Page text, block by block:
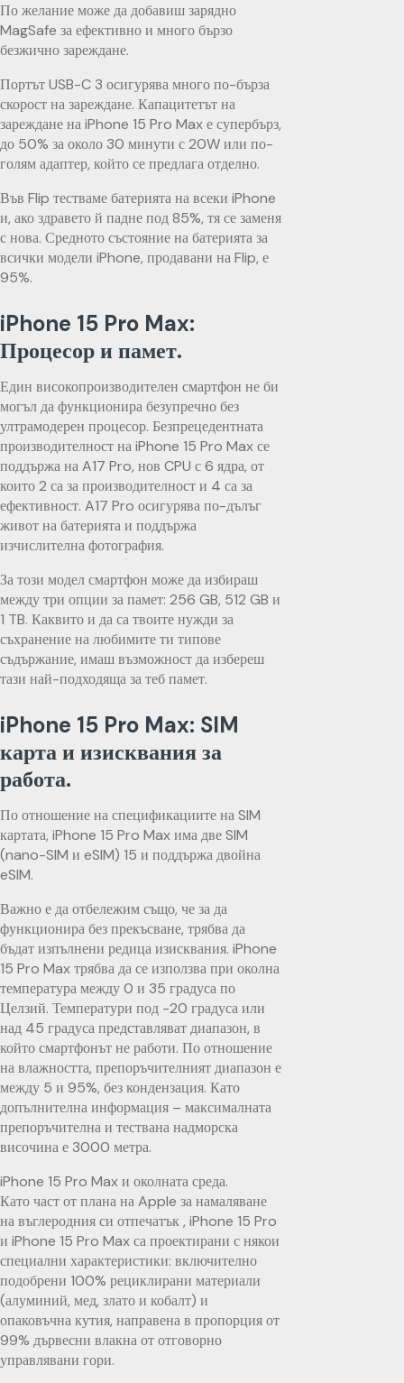
По желание може да добавиш зарядно
MagSafe за ефективно и много бързо
безжично зареждане.
Портът USB-C 3 осигурява много по-бърза
скорост на зареждане. Капацитетът на
зареждане на iPhone 15 Pro Max е супербърз,
до 50% за около 30 минути с 20W или по-
голям адаптер, който се предлага отделно.
Във Flip тестваме батерията на всеки iPhone
и, ако здравето й падне под 85%, тя се заменя
с нова. Средното състояние на батерията за
всички модели iPhone, продавани на Flip, е
95%.
iPhone 15 Pro Max:
Процесор и памет.
Един високопроизводителен смартфон не би
могъл да функционира безупречно без
ултрамодерен процесор. Безпрецедентната
производителност на iPhone 15 Pro Max се
поддържа на A17 Pro, нов CPU с 6 ядра, от
които 2 са за производителност и 4 са за
ефективност. A17 Pro осигурява по-дълъг
живот на батерията и поддържа
изчислителна фотография.
За този модел смартфон може да избираш
между три опции за памет: 256 GB, 512 GB и
1 TB. Каквито и да са твоите нужди за
съхранение на любимите ти типове
съдържание, имаш възможност да избереш
тази най-подходяща за теб памет.
iPhone 15 Pro Max: SIM
карта и изисквания за
работа.
По отношение на спецификациите на SIM
картата, iPhone 15 Pro Max има две SIM
(nano-SIM и eSIM) 15 и поддържа двойна
eSIM.
Важно е да отбележим също, че за да
функционира без прекъсване, трябва да
бъдат изпълнени редица изисквания. iPhone
15 Pro Max трябва да се използва при околна
температура между 0 и 35 градуса по
Целзий. Температури под -20 градуса или
над 45 градуса представляват диапазон, в
който смартфонът не работи. По отношение
на влажността, препоръчителният диапазон е
между 5 и 95%, без кондензация. Като
допълнителна информация – максималната
препоръчителна и тествана надморска
височина е 3000 метра.
iPhone 15 Pro Max и околната среда.
Като част от плана на Apple за намаляване
на въглеродния си отпечатък , iPhone 15 Pro
и iPhone 15 Pro Max са проектирани с някои
специални характеристики: включително
подобрени 100% рециклирани материали
(алуминий, мед, злато и кобалт) и
опаковъчна кутия, направена в пропорция от
99% дървесни влакна от отговорно
управлявани гори.